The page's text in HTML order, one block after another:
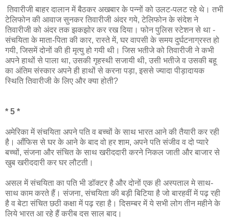
तिवारीजी बाहर दालान में बैठकर अखबार के पन्नों को उलट-पलट रहे थे। तभी
टेलिफोन की आवाज सुनकर तिवारीजी अंदर गये, टेलिफोन के संदेश ने
तिवारीजी को अंदर तक झकझोर कर रख दिया। फोन पुलिस स्टेशन से था -
संचयिता के माता-पिता की कार, रास्ते में, घर वापसी के समय दुर्घटनाग्रस्त हो
गयी, जिसमें दोनों की ही मृत्यु हो गयी थी। जिस भतीजे को तिवारीजी ने कभी
अपने हाथों से पाला था, उसकी गृहस्थी सजायी थी, उसी भतीजे व उसकी बहू
का अंतिम संस्कार अपने ही हाथों से करना पड़ा, इससे ज्यादा पीड़ादायक
स्थिति तिवारीजी के लिए और क्या होती?
* 5 *
अमेरिका में संचयिता अपने पति व बच्चों के साथ भारत आने की तैयारी कर रही
है। आँफिस से घर के आने के बाद वो हर शाम, अपने पति संजीव व दो प्यारे
बच्चों, संजना और संचित के साथ खरीददारी करने निकल जाती और बाजार से
खुब खरीददारी कर घर लौटती।
असल में संचयिता का पति भी डॉक्टर है और दोनों एक ही अस्पताल मे साथ-
साथ काम करते हैं। संजना, संचयिता की बड़ी बिटिया है जो बारहवीं में पढ़ रही
है व बेटा संचित छठी कक्षा में पढ़ रहा है। दिसम्बर में ये सभी लोग तीन महीने के
लिये भारत आ रहे हैं करीब दस साल बाद।